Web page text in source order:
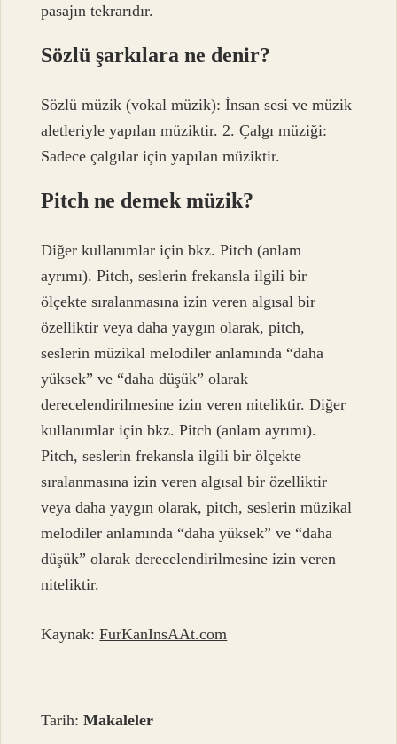
pasajın tekrarıdır.
Sözlü şarkılara ne denir?
Sözlü müzik (vokal müzik): İnsan sesi ve müzik
aletleriyle yapılan müziktir. 2. Çalgı müziği:
Sadece çalgılar için yapılan müziktir.
Pitch ne demek müzik?
Diğer kullanımlar için bkz. Pitch (anlam
ayrımı). Pitch, seslerin frekansla ilgili bir
ölçekte sıralanmasına izin veren algısal bir
özelliktir veya daha yaygın olarak, pitch,
seslerin müzikal melodiler anlamında “daha
yüksek” ve “daha düşük” olarak
derecelendirilmesine izin veren niteliktir. Diğer
kullanımlar için bkz. Pitch (anlam ayrımı).
Pitch, seslerin frekansla ilgili bir ölçekte
sıralanmasına izin veren algısal bir özelliktir
veya daha yaygın olarak, pitch, seslerin müzikal
melodiler anlamında “daha yüksek” ve “daha
düşük” olarak derecelendirilmesine izin veren
niteliktir.
Kaynak:FurKanInsAAt.com
Tarih:Makaleler